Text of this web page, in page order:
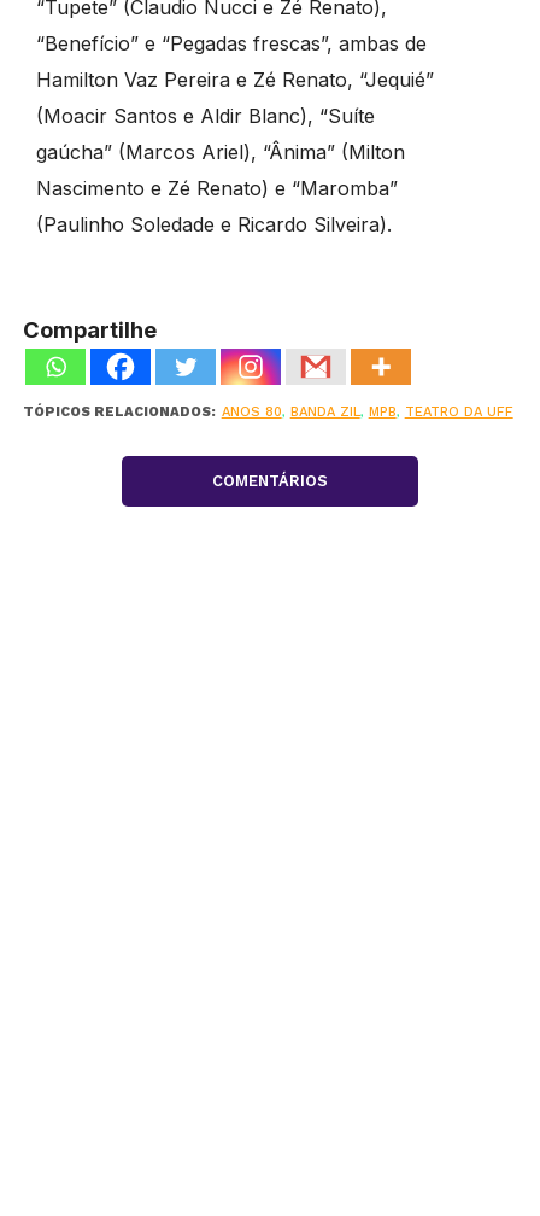
“Tupete” (Claudio Nucci e Zé Renato),
“Benefício” e “Pegadas frescas”, ambas de
Hamilton Vaz Pereira e Zé Renato, “Jequié”
(Moacir Santos e Aldir Blanc), “Suíte
gaúcha” (Marcos Ariel), “Ânima” (Milton
Nascimento e Zé Renato) e “Maromba”
(Paulinho Soledade e Ricardo Silveira).
Compartilhe
TÓPICOS RELACIONADOS: ANOS 80, BANDA ZIL, MPB, TEATRO DA UFF
COMENTÁRIOS